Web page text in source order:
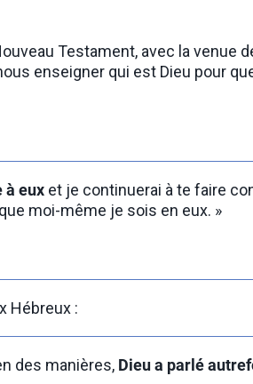
Testament, avec la venue
enseigner qui est Dieu pour
à eux et je continuerai à te faire
moi-même je sois en eux. »
Hébreux :
des manières, Dieu a parlé